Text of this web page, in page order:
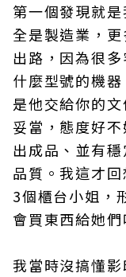
第一個發現就
全是製造業，
出路，因為很
什麼型號的機
是他交給你的
妥當，態度好
出成品、並有
品質。我這才
3個櫃台小姐，
會買東西給她們
我當時沒搞懂